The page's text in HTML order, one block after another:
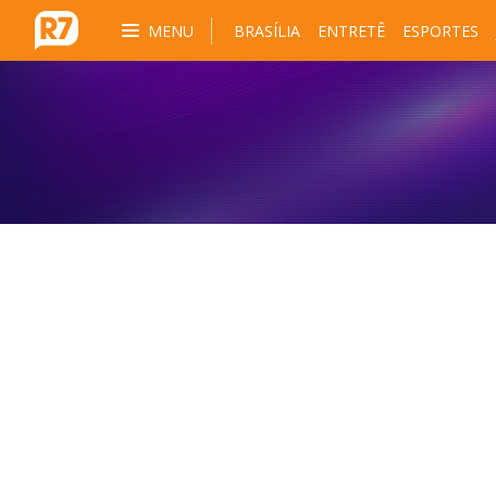
MENU BRASÍLIA ENTRETÊ ESPORTES